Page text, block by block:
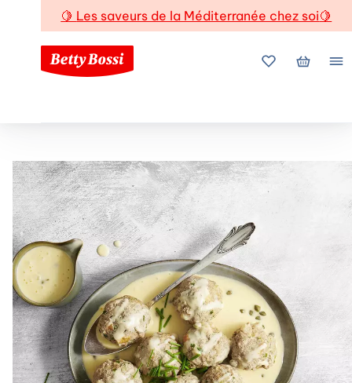
🍋 Les saveurs de la Méditerranée chez soi🍋
Mes favoris
Mon